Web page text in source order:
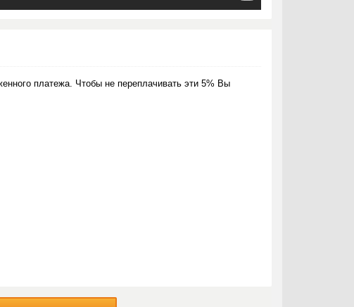
платежа. Чтобы не переплачивать эти 5% Вы